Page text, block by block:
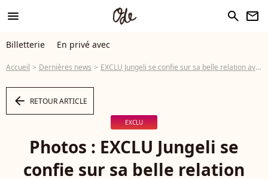
menu search newsletter
Billetterie En privé avec
Accueil Dernières news EXCLU Jungeli se confie sur sa belle relation avec Inès Vandamme : "c'est quelqu'un qui est vraiment rentré dans ma vie"
arrow_left RETOUR ARTICLE
EXCLU
Photos : EXCLU Jungeli se
confie sur sa belle relation